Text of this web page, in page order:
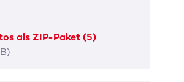
als ZIP-Paket (5)